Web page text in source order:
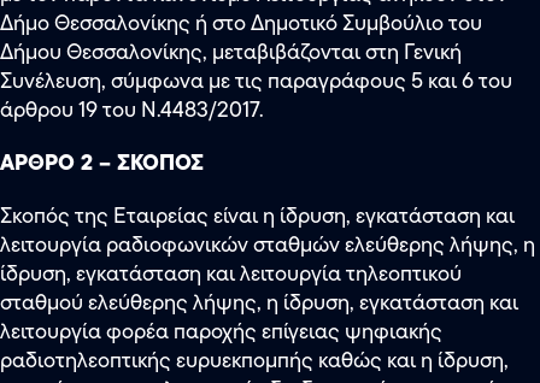
Δήμο Θεσσαλονίκης ή στο Δημοτικό Συμβούλιο του
Δήμου Θεσσαλονίκης, μεταβιβάζονται στη Γενική
Συνέλευση, σύμφωνα με τις παραγράφους 5 και 6 του
άρθρου 19 του Ν.4483/2017.
ΑΡΘΡΟ 2 – ΣΚΟΠΟΣ
Σκοπός της Εταιρείας είναι η ίδρυση, εγκατάσταση και
λειτουργία ραδιοφωνικών σταθμών ελεύθερης λήψης, η
ίδρυση, εγκατάσταση και λειτουργία τηλεοπτικού
σταθμού ελεύθερης λήψης, η ίδρυση, εγκατάσταση και
λειτουργία φορέα παροχής επίγειας ψηφιακής
ραδιοτηλεοπτικής ευρυεκπομπής καθώς και η ίδρυση,